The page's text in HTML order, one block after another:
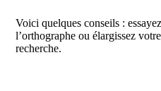
Voici quelques conseils :
l’orthographe ou élargissez
recherche.